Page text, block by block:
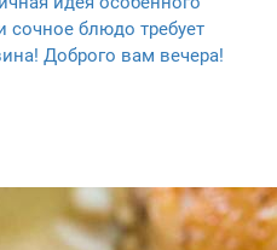
блюдо требует
Доброго вам вечера!